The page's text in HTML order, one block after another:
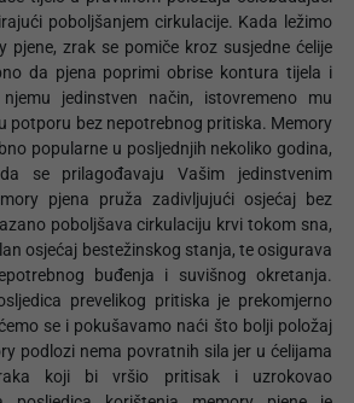
poboljšanjem cirkulacije. Kada ležimo
pjene, zrak se pomiče kroz susjedne ćelije
da pjena poprimi obrise kontura tijela i
jedinstven način, istovremeno mu
potporu bez nepotrebnog pritiska. Memory
popularne u posljednjih nekoliko godina,
se prilagođavaju Vašim jedinstvenim
pjena pruža zadivljujući osjećaj bez
poboljšava cirkulaciju krvi tokom sna,
osjećaj bestežinskog stanja, te osigurava
buđenja i suvišnog okretanja.
prevelikog pritiska je prekomjerno
se i pokušavamo naći što bolji položaj
podlozi nema povratnih sila jer u ćelijama
koji bi vršio pritisak i uzrokovao